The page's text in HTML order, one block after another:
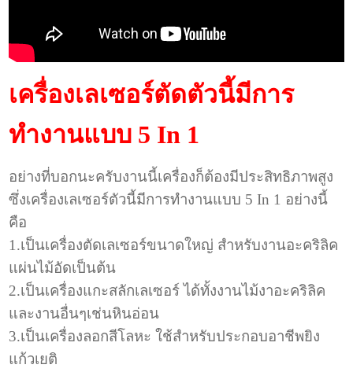
เครื่องเลเซอร์ตัดตัวนี้มีการ
ทำงานแบบ 5 In 1
อย่างที่บอกนะครับงานนี้เครื่องก็ต้องมีประสิทธิภาพสูง
ซึ่งเครื่องเลเซอร์ตัวนี้มีการทำงานแบบ 5 In 1 อย่างนี้
คือ
1.เป็นเครื่องตัดเลเซอร์ขนาดใหญ่ สำหรับงานอะคริลิค
แผ่นไม้อัดเป็นต้น
2.เป็นเครื่องแกะสลักเลเซอร์ ได้ทั้งงานไม้งาอะคริลิค
และงานอื่นๆเช่นหินอ่อน
3.เป็นเครื่องลอกสีโลหะ ใช้สำหรับประกอบอาชีพยิง
แก้วเยติ